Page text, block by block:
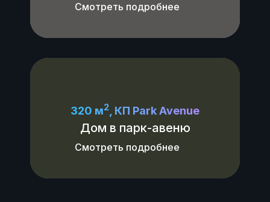
Смотреть подробнее
320 м2, КП Park Avenue
Дом в парк-авеню
Смотреть подробнее